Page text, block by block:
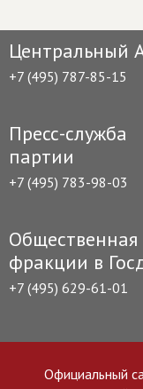
Центральный
+7 (495) 787-85-15
Пресс-служба
партии
+7 (495) 783-98-03
фракции в
+7 (495) 629-61-01
Официальный